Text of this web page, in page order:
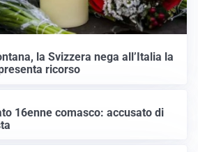
la Svizzera nega all’Italia la
ricorso
16enne comasco: accusato di